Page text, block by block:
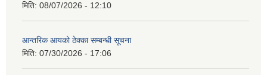
मिति: 08/07/2026 - 12:10
आन्तरिक आयको ठेक्का सम्बन्धी सूचना
मिति: 07/30/2026 - 17:06